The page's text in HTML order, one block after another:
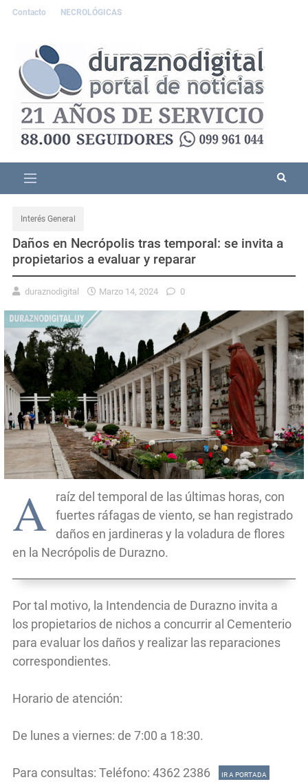
Contacto NECROLÓGICAS
Interés General
Daños en Necrópolis tras temporal: se invita a
propietarios a evaluar y reparar
duraznodigital Marzo 14, 2024 0
A
raíz del temporal de las últimas horas, con
fuertes ráfagas de viento, se han registrado
daños en jardineras y la voladura de flores
en la Necrópolis de Durazno.
Por tal motivo, la Intendencia de Durazno invita a
los propietarios de nichos a concurrir al Cementerio
para evaluar los daños y realizar las reparaciones
correspondientes.
Horario de atención:
De lunes a viernes: de 7:00 a 18:30.
Para consultas: Teléfono: 4362 2386 IR A PORTADA